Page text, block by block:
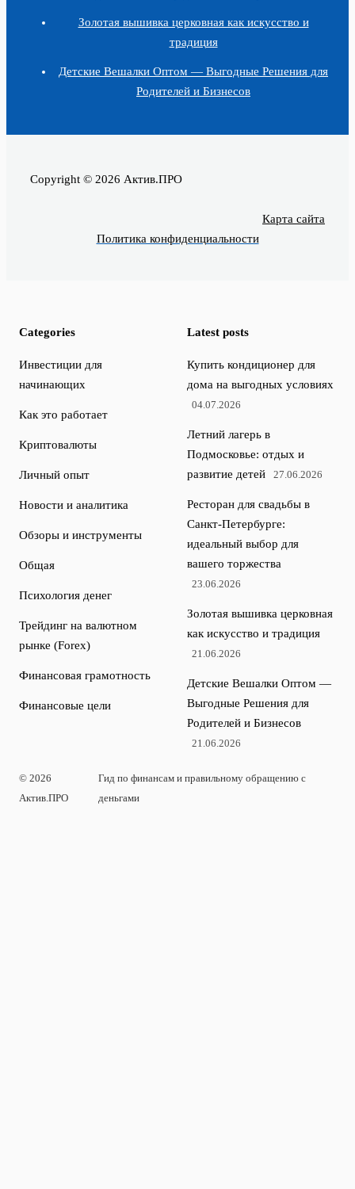
Золотая вышивка церковная как искусство и
традиция
Детские Вешалки Оптом — Выгодные Решения для
Родителей и Бизнесов
Copyright © 2026 Актив.ПРО
Карта сайта
Политика конфиденциальности
Categories
Инвестиции для
начинающих
Как это работает
Криптовалюты
Личный опыт
Новости и аналитика
Обзоры и инструменты
Общая
Психология денег
Трейдинг на валютном
рынке (Forex)
Финансовая грамотность
Финансовые цели
Latest posts
Купить кондиционер для
дома на выгодных условиях
04.07.2026
Летний лагерь в
Подмосковье: отдых и
развитие детей
27.06.2026
Ресторан для свадьбы в
Санкт-Петербурге:
идеальный выбор для
вашего торжества
23.06.2026
Золотая вышивка церковная
как искусство и традиция
21.06.2026
Детские Вешалки Оптом —
Выгодные Решения для
Родителей и Бизнесов
21.06.2026
© 2026
Актив.ПРО
Гид по финансам и правильному обращению с
деньгами